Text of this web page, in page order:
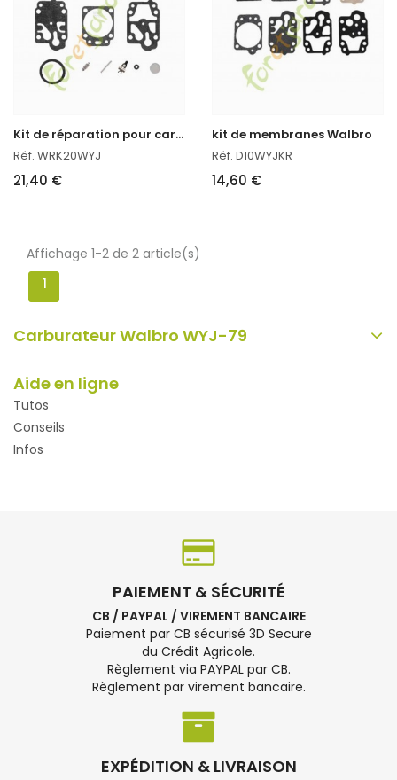
K
it de réparation pour carburateur
Réf. WRK20WYJ
21,40 €
kit de membranes Walbro
Réf. D10WYJKR
14,60 €
Affichage 1-2 de 2 article(s)
1
Carburateur Walbro WYJ-79
Aide en ligne
Tutos
Conseils
Infos
PAIEMENT & SÉCURITÉ
CB / PAYPAL / VIREMENT BANCAIRE
Paiement par CB sécurisé 3D Secure
du Crédit Agricole.
Règlement via PAYPAL par CB.
Règlement par virement bancaire.
EXPÉDITION & LIVRAISON